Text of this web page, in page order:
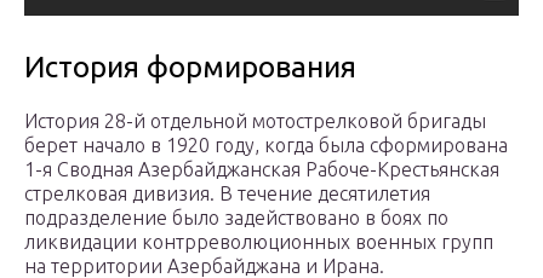
История формирования
История 28-й отдельной мотострелковой бригады
берет начало в 1920 году, когда была сформирована
1-я Сводная Азербайджанская Рабоче-Крестьянская
стрелковая дивизия. В течение десятилетия
подразделение было задействовано в боях по
ликвидации контрреволюционных военных групп
на территории Азербайджана и Ирана.